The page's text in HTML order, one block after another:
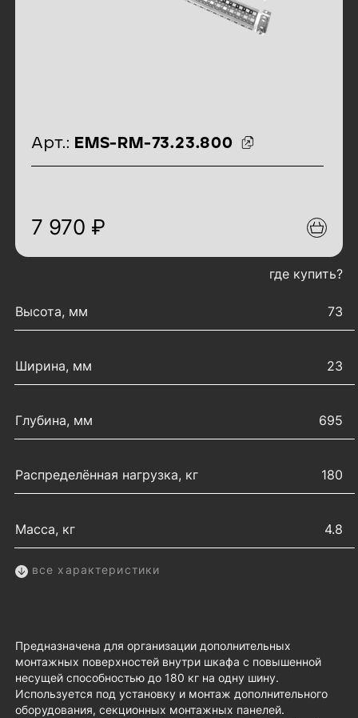
идентификаторы товара
Арт.: EMS-RM-73.23.800
7 970 ₽
где купить?
Высота, мм
73
Ширина, мм 23
Глубина, мм 695
Распределённая нагрузка, кг 180
Масса, кг 4.8
все характеристики
Предназначена для организации дополнительных
монтажных поверхностей внутри шкафа с повышенной
несущей способностью до 180 кг на одну шину.
Используется под установку и монтаж дополнительного
оборудования, секционных монтажных панелей.